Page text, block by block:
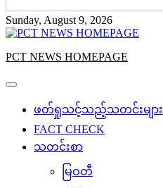
Sunday, August 9, 2026
PCT NEWS HOMEPAGE
ဖတ်ရှုသင့်သည့်သတင်းများ
FACT CHECK
သတင်းစာ
မြဝတီ